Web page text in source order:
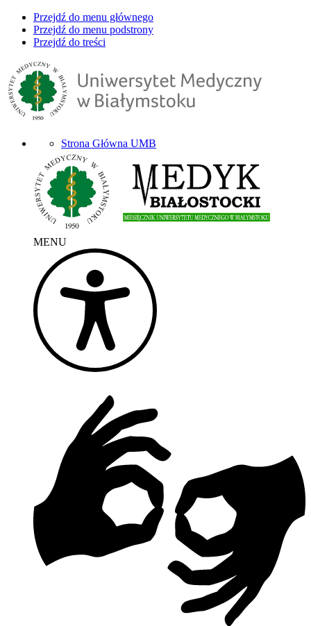
Przejdź do menu głównego
Przejdź do menu podstrony
Przejdź do treści
Strona Główna UMB
MENU